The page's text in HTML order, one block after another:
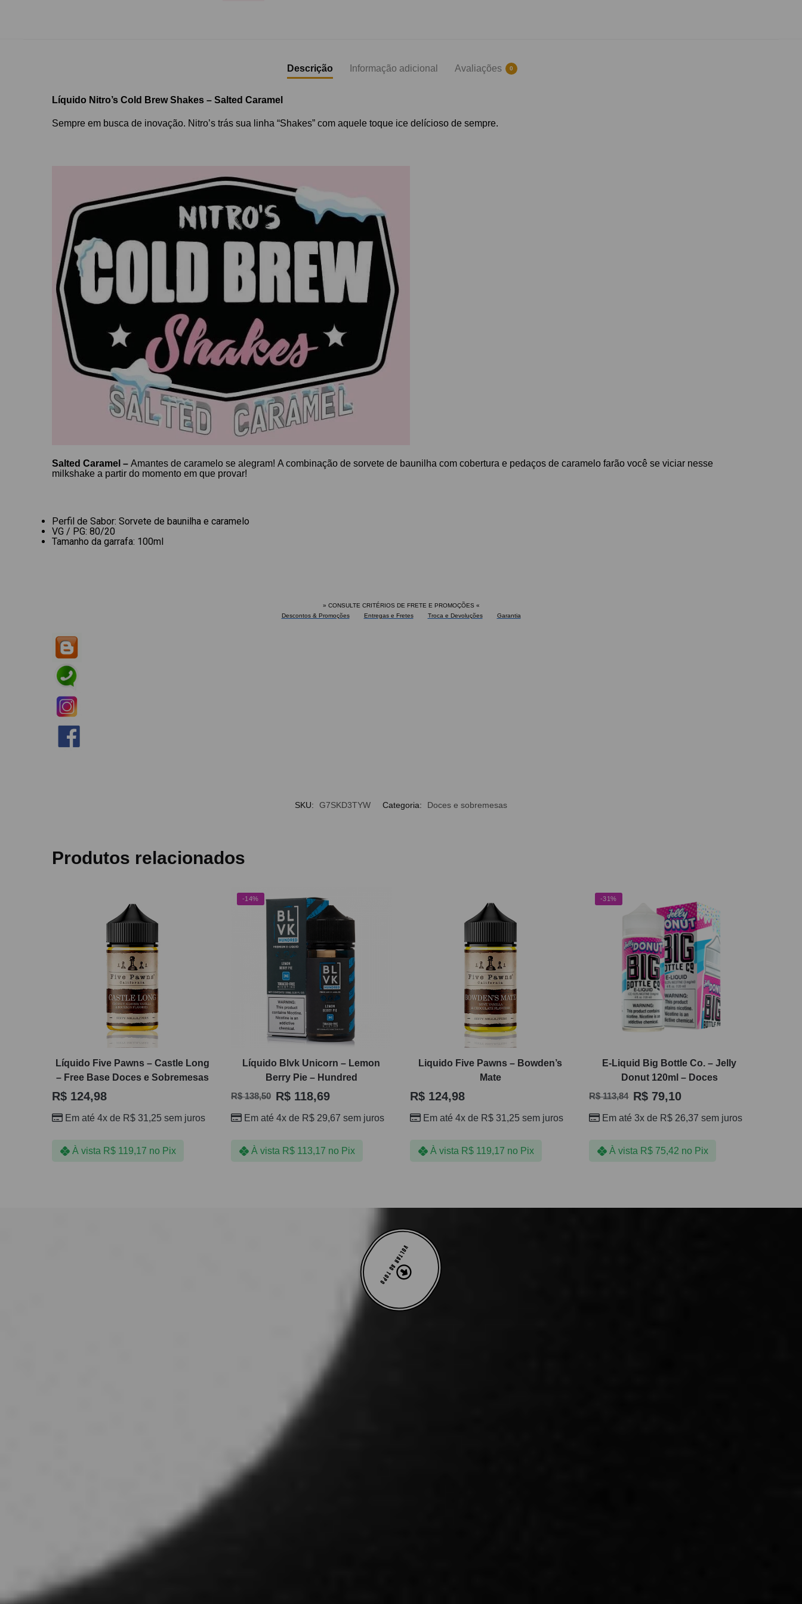
Descrição Informação adicional Avaliações 0
Líquido Nitro’s Cold Brew Shakes – Salted Caramel​
Sempre em busca de inovação. Nitro’s trás sua linha “Shakes” com aquele toque ice delícioso de sempre.
Salted Caramel​ –Amantes de caramelo se alegram! A combinação de sorvete de baunilha com cobertura e pedaços de caramelo farão você se viciar nesse
milkshake a partir do momento em que provar!
Perfil de Sabor:Sorvete de baunilha e caramelo
VG / PG: 80/20
Tamanho da garrafa: 100ml
» CONSULTE CRITÉRIOS DE FRETE E PROMOÇÕES «
Descontos & Promoções
Entregas e Fretes Troca e Devoluções Garantia
SKU: G7SKD3TYW Categoria: Doces e sobremesas
Produtos relacionados
Líquido Five Pawns – Castle Long
– Free Base Doces e Sobremesas
R$ 124,98
Em até 4x de R$ 31,25 sem juros
À vista R$119,17 no Pix
-14%
Líquido Blvk Unicorn – Lemon
Berry Pie – Hundred
R$138,50 R$ 118,69
Em até 4x de R$ 29,67 sem juros
À vista R$113,17 no Pix
Liquido Five Pawns – Bowden’s
Mate
R$124,98
Em até 4x de R$31,25 sem juros
À vista R$119,17 no Pix
-31%
E-Liquid Big Bottle Co. – Jelly
Donut 120ml – Doces
R$113,84 R$79,10
Em até 3x de R$26,37 sem juros
À vista R$75,42 no Pix
VOLTAR AO TOPO